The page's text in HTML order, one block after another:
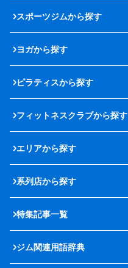
スポーツジムから探す
ヨガから探す
ピラティスから探す
フィットネスクラブから探す
エリアから探す
系列店から探す
特集記事一覧
ジム関連用語辞典